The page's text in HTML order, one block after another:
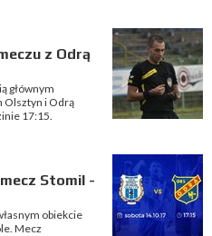
z Odrą
głównym
Olsztyn i Odrą
17:15.
Stomil -
obiekcie
Mecz